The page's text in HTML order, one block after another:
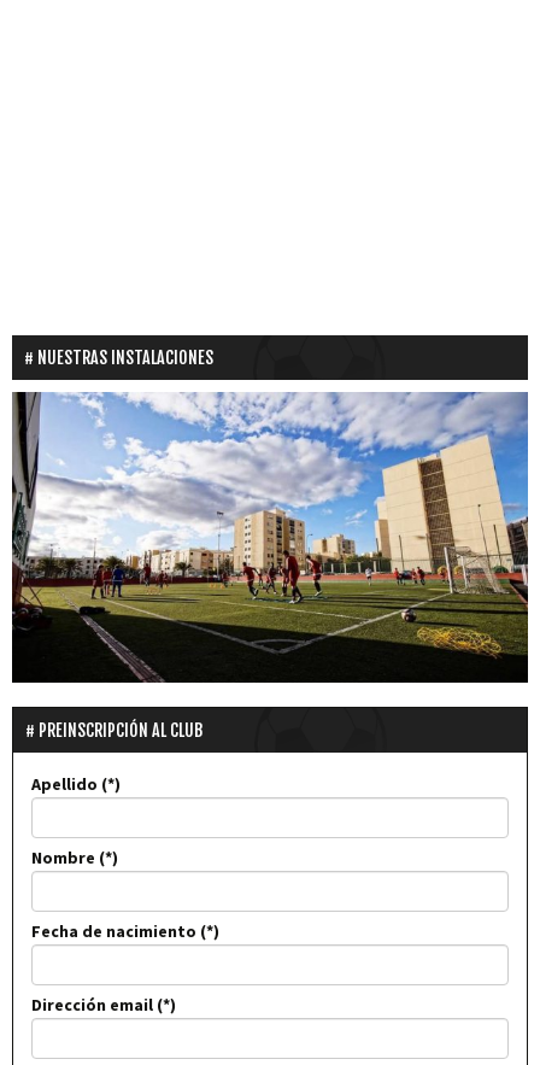
NUESTRAS INSTALACIONES
PREINSCRIPCIÓN AL CLUB
Apellido
Nombre
Fecha de nacimiento
Dirección email